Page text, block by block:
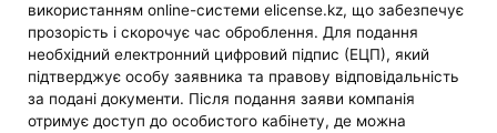
використанням online-системи elicense.kz, що забезпечує
прозорість і скорочує час оброблення. Для подання
необхідний електронний цифровий підпис (ЕЦП), який
підтверджує особу заявника та правову відповідальність
за подані документи. Після подання заяви компанія
отримує доступ до особистого кабінету, де можна